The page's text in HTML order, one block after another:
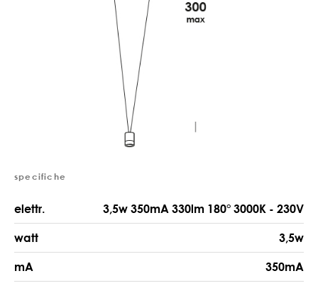
specifiche
elettr. 3,5w 350mA 330lm 180° 3000K - 230V
watt 3,5w
mA 350mA